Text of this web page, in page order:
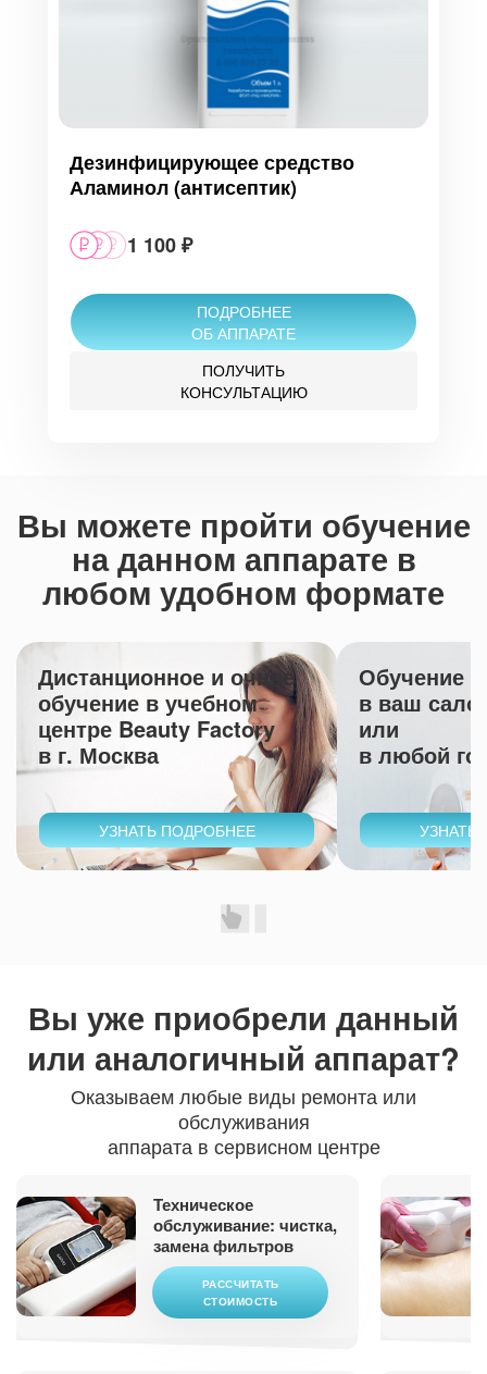
Дезинфицирующее средство
Аламинол (антисептик)
1 100 ₽
ПОДРОБНЕЕ
ОБ АППАРАТЕ
ПОЛУЧИТЬ
КОНСУЛЬТАЦИЮ
Вы можете пройти обучение
на данном аппарате в
любом удобном формате
Дистанционное и очное
обучение в учебном
центре Beauty Factory
в г. Москва
УЗНАТЬ ПОДРОБНЕЕ
Обучение
в ваш
или
в любой
УЗНАТЬ
Вы уже приобрели данный
или аналогичный аппарат?
Оказываем любые виды ремонта или
обслуживания
аппарата в сервисном центре
Техническое
обслуживание: чистка,
замена фильтров
РАССЧИТАТЬ
СТОИМОСТЬ